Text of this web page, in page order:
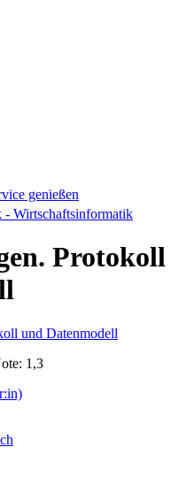
genießen
- Wirtschaftsinformatik
Protokoll
1,3